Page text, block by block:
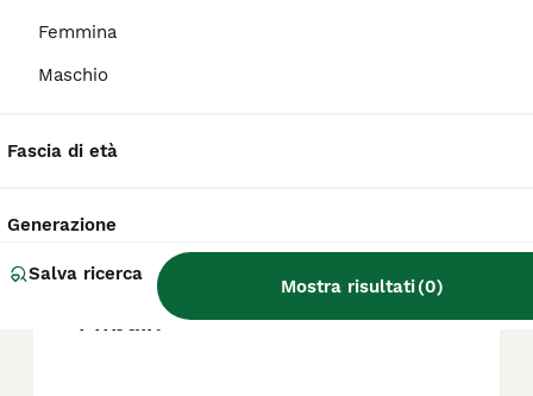
Femmina
Maschio
Fascia di età
Generazione
Salva ricerca
Mostra risultati(0)
Come mai i Pitbull sono così
Qual è la migliore razza di
Pitbull?